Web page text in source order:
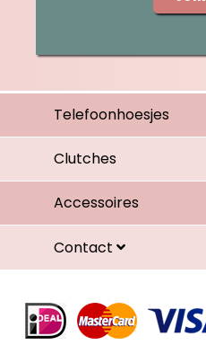
Telefoonhoesjes
Clutches
Accessoires
Contact